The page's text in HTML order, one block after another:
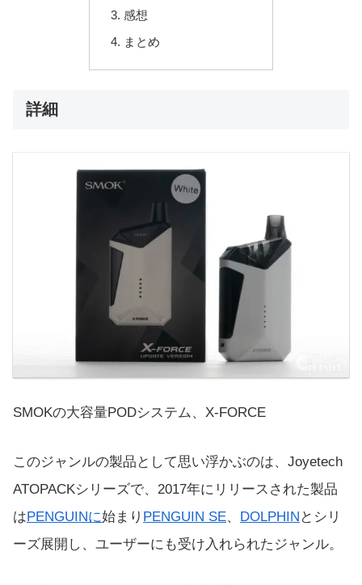
感想
まとめ
詳細
SMOKの大容量PODシステム、X-FORCE
このジャンルの製品として思い浮かぶのは、Joyetech
ATOPACKシリーズで、2017年にリリースされた製品
はPENGUINに始まり PENGUIN SE、 DOLPHIN とシリ
ーズ展開し、ユーザーにも受け入れられたジャンル。